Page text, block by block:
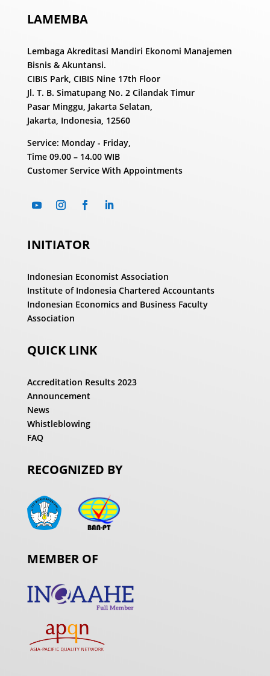
LAMEMBA
Lembaga Akreditasi Mandiri Ekonomi Manajemen
Bisnis & Akuntansi.
CIBIS Park, CIBIS Nine 17th Floor
Jl. T. B. Simatupang No. 2 Cilandak Timur
Pasar Minggu, Jakarta Selatan,
Jakarta, Indonesia, 12560
Service: Monday - Friday,
Time 09.00 – 14.00 WIB
Customer Service With Appointments
INITIATOR
Indonesian Economist Association
Institute of Indonesia Chartered Accountants
Indonesian Economics and Business Faculty
Association
QUICK LINK
Accreditation Results 2023
Announcement
News
Whistleblowing
FAQ
RECOGNIZED BY
MEMBER OF